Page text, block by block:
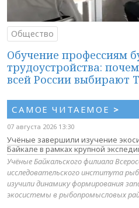
Общество
Обучение профессиям
трудоустройства:
всей России выбирают
САМОЕ ЧИТАЕМОЕ >
07 августа 2026 13:30
Учёные завершили изучение
Байкале в рамках крупной
Учёные Байкальского филиала
исследовательского института
изучили динамику формирования
экосистемы в рыбопромысловых